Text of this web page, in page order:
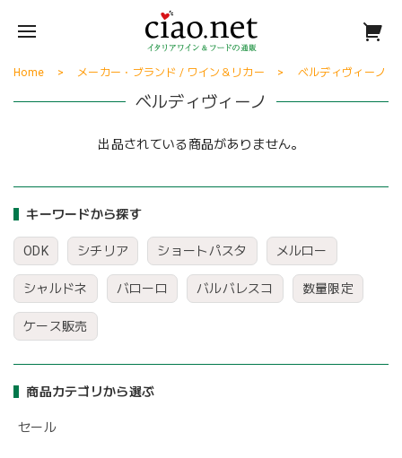
キーワードから探す
ODK シチリア ショートパスタ メルロー
シャルドネ バローロ バルバレスコ 数量限定
ケース販売
商品カテゴリから選ぶ
セール
Home メーカー・ブランド / ワイン＆リカー ベルディヴィーノ
ベルディヴィーノ
出品されている商品がありません。